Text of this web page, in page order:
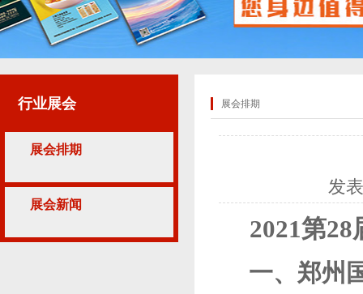
行业展会
展会排期
展会新闻
展会排期
发
2021第
一、郑州